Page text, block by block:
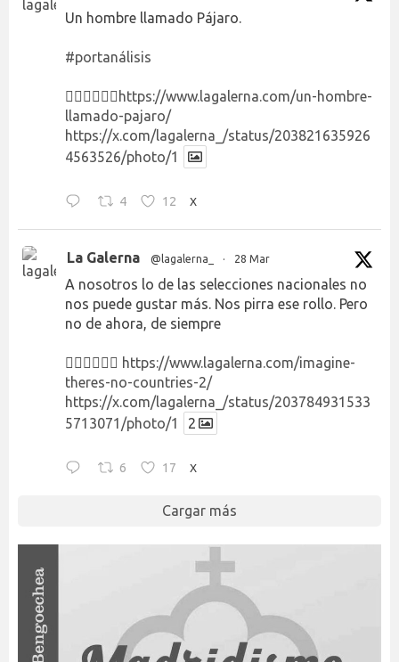
Un hombre llamado Pájaro.
#portanálisis
👉🏻👉🏻👉🏻 https://www.lagalerna.com/un-hombre-
llamado-pajaro/
https://x.com/lagalerna_/status/203821635926
4563526/photo/1
4 12 X
La Galerna @lagalerna_ · 28 Mar
A nosotros lo de las selecciones nacionales no
nos puede gustar más. Nos pirra ese rollo. Pero
no de ahora, de siempre
👉🏻👉🏻👉🏻 https://www.lagalerna.com/imagine-
theres-no-countries-2/
https://x.com/lagalerna_/status/203784931533
5713071/photo/1
2
6 17 X
Cargar más